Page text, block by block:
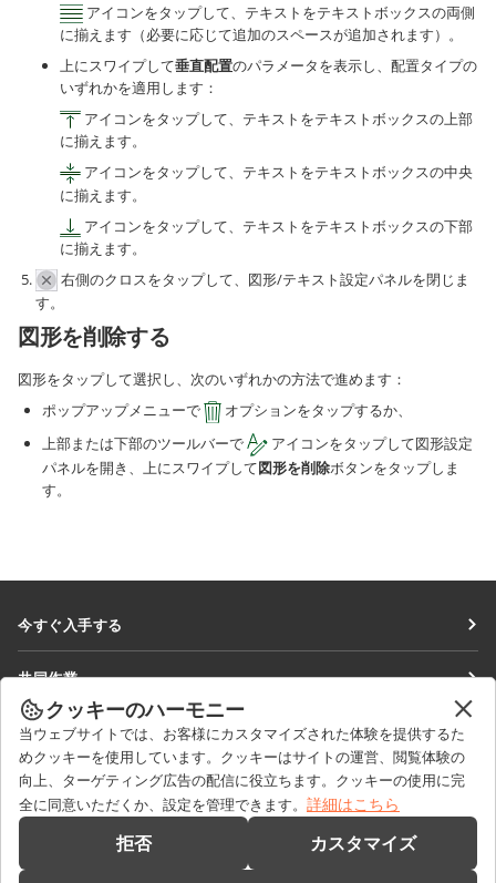
アイコンをタップして、テキストをテキストボックスの両側
に揃えます（必要に応じて追加のスペースが追加されます）。
上にスワイプして垂直配置のパラメータを表示し、配置タイプの
いずれかを適用します：
アイコンをタップして、テキストをテキストボックスの上部
に揃えます。
アイコンをタップして、テキストをテキストボックスの中央
に揃えます。
アイコンをタップして、テキストをテキストボックスの下部
に揃えます。
右側のクロスをタップして、図形/テキスト設定パネルを閉じま
す。
図形を削除する
図形をタップして選択し、次のいずれかの方法で進めます：
ポップアップメニューで
オプションをタップするか、
上部または下部のツールバーで
アイコンをタップして図形設定
パネルを開き、上にスワイプして図形を削除ボタンをタップしま
す。
今すぐ入手する
DocSpace
Workspace
コネクター
デスクトップアプリ
モバイルアプリ
共同作業
貢献者向け
翻訳者向け
インフルエンサー向け
求人情報
ニュースを見る
ブログ
ヘルプを得る
フォーラム
セールスに関する質問
sales@onlyoffice.com
クッキーのハーモニー
当ウェブサイトでは、お客様にカスタマイズされた体験を提供するた
めクッキーを使用しています。クッキーはサイトの運営、閲覧体験の
向上、ターゲティング広告の配信に役立ちます。クッキーの使用に完
全に同意いただくか、設定を管理できます。 詳細はこちら
拒否 カスタマイズ